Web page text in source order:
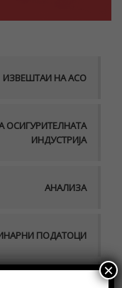
ИЗВЕШТАИ НА АСО
ОСИГУРИТЕЛНАТА
ИНДУСТРИЈА
АНАЛИЗА
ПОДАТОЦИ
×